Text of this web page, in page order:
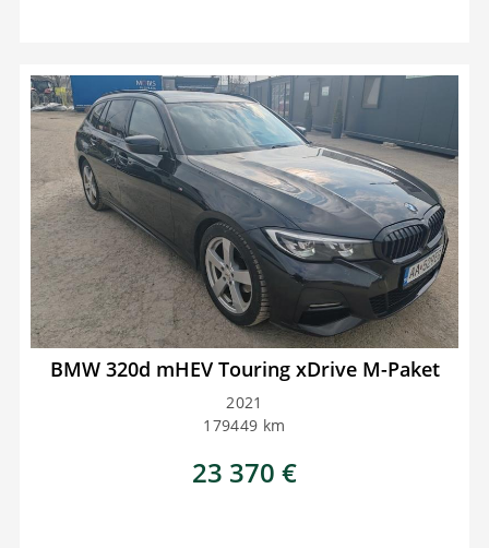
BMW 320d mHEV Touring xDrive M-Paket
2021
179449 km
23 370 €